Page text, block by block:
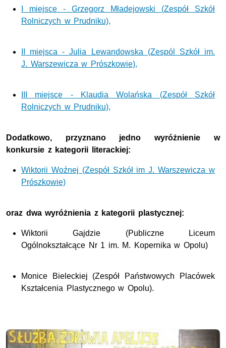
I miejsce - Grzegorz Mładejowski (Zespół Szkół
Rolniczych w Prudniku),
II miejsca - Julia Lewandowska (Zespól Szkół im.
J. Warszewicza w Prószkowie),
III miejsce - Klaudia Wolańska (Zespół Szkół
Rolniczych w Prudniku),
Dodatkowo, przyznano jedno wyróżnienie w
konkursie z kategorii literackiej:
Wiktorii Woźnej (Zespół Szkół im J. Warszewicza w
Prószkowie)
oraz dwa wyróżnienia z kategorii plastycznej:
Wiktorii Gajdzie (Publiczne Liceum
Ogólnokształcące Nr 1 im. M. Kopernika w Opolu)
Monice Bieleckiej (Zespół Państwowych Placówek
Kształcenia Plastycznego w Opolu).